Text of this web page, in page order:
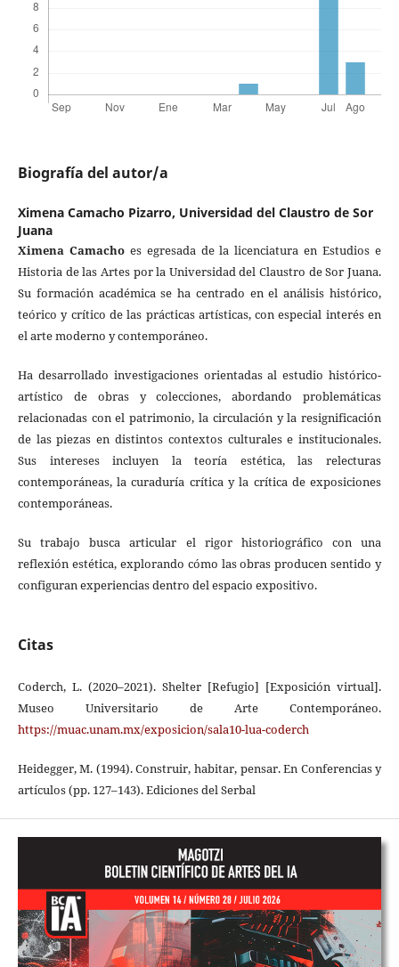
Biografía del autor/a
Ximena Camacho Pizarro, Universidad del Claustro de Sor
Juana
Ximena Camachoes egresada de la licenciatura en Estudios e
Historia de las Artes por la Universidad del Claustro de Sor Juana.
Su formación académica se ha centrado en el análisis histórico,
teórico y crítico de las prácticas artísticas, con especial interés en
el arte moderno y contemporáneo.
Ha desarrollado investigaciones orientadas al estudio histórico-
artístico de obras y colecciones, abordando problemáticas
relacionadas con el patrimonio, la circulación y la resignificación
de las piezas en distintos contextos culturales e institucionales.
Sus intereses incluyen la teoría estética, las relecturas
contemporáneas, la curaduría crítica y la crítica de exposiciones
contemporáneas.
Su trabajo busca articular el rigor historiográfico con una
reflexión estética, explorando cómo las obras producen sentido y
configuran experiencias dentro del espacio expositivo.
Citas
Coderch, L. (2020–2021). Shelter [Refugio] [Exposición virtual].
Museo Universitario de Arte Contemporáneo.
https://muac.unam.mx/exposicion/sala10-lua-coderch
Heidegger, M. (1994). Construir, habitar, pensar. En Conferencias y
artículos (pp. 127–143). Ediciones del Serbal